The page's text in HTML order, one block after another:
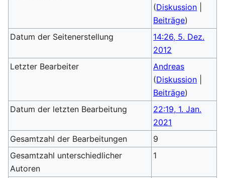
(Diskussion
Beiträge)
Datum der Seitenerstellung
14:26, 5. Dez.
2012
Letzter Bearbeiter
Andreas
(Diskussion
Beiträge)
Datum der letzten Bearbeitung
22:19, 1. Jan.
2021
Gesamtzahl der Bearbeitungen
9
Gesamtzahl unterschiedlicher
Autoren
1